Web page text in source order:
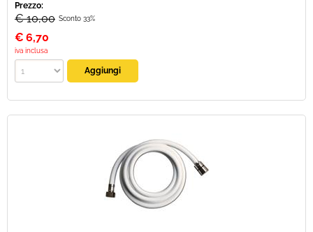
Prezzo:
€ 10,00 Sconto 33%
€ 6,70
iva inclusa